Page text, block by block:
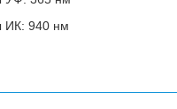
ИК: 940 нм